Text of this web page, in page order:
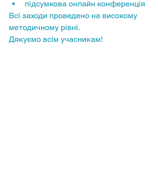
підсумкова онлайн конференція
Всі заходи проведено на високому
методичному рівні.
Дякуємо всім учасникам!